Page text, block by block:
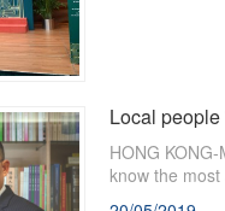
Local
HONG
know the